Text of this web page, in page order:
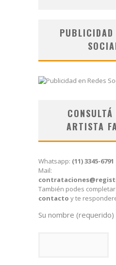
PUBLICIDAD
ARTISTA
Whatsapp: (11) 3345-6791
Mail:
También podes
contacto y te
Su nombre (requerido)